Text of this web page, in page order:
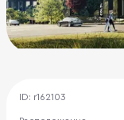
ID: r162103